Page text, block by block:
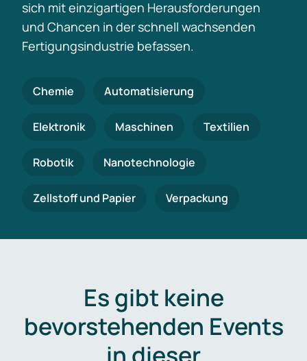
sich mit einzigartigen Herausforderungen
und Chancen in der schnell wachsenden
Fertigungsindustrie befassen.
Chemie Automatisierung
Elektronik Maschinen Textilien
Robotik Nanotechnologie
Zellstoff und Papier Verpackung
Es gibt keine
bevorstehenden Events